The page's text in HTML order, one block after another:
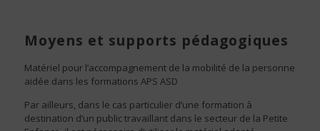
Moyens et supports pédagogiques
Matériel pour l’accompagnement de la mobilité de la personne
aidée dans les formations APS ASD
Par ailleurs, dans le cas particulier d’une formation à
destination d’un public travaillant dans le secteur de la Petite